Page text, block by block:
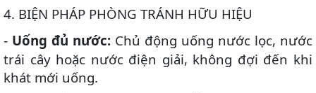
4️. BIỆN PHÁP PHÒNG TRÁNH HỮU HIỆU
- Uống đủ nước: Chủ động uống nước lọc, nước
trái cây hoặc nước điện giải, không đợi đến khi
khát mới uống.